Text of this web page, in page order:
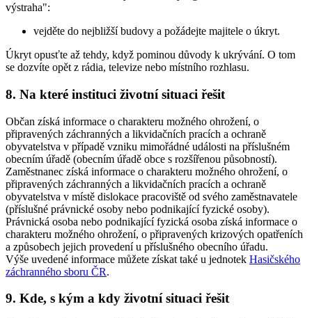
výstraha":
vejděte do nejbližší budovy a požádejte majitele o úkryt.
Úkryt opusťte až tehdy, když pominou důvody k ukrývání. O tom
se dozvíte opět z rádia, televize nebo místního rozhlasu.
8. Na které instituci životní situaci řešit
Občan získá informace o charakteru možného ohrožení, o
připravených záchranných a likvidačních pracích a ochraně
obyvatelstva v případě vzniku mimořádné události na příslušném
obecním úřadě (obecním úřadě obce s rozšířenou působností).
Zaměstnanec získá informace o charakteru možného ohrožení, o
připravených záchranných a likvidačních pracích a ochraně
obyvatelstva v místě dislokace pracoviště od svého zaměstnavatele
(příslušné právnické osoby nebo podnikající fyzické osoby).
Právnická osoba nebo podnikající fyzická osoba získá informace o
charakteru možného ohrožení, o připravených krizových opatřeních
a způsobech jejich provedení u příslušného obecního úřadu.
Výše uvedené informace můžete získat také u jednotek Hasičského
záchranného sboru ČR.
9. Kde, s kým a kdy životní situaci řešit